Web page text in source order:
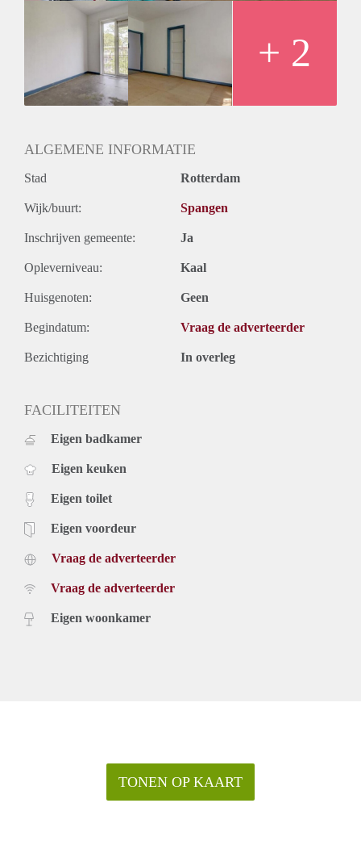
+ 2
ALGEMENE INFORMATIE
Stad Rotterdam
Wijk/buurt: Spangen
Inschrijven gemeente: Ja
Opleverniveau: Kaal
Huisgenoten: Geen
Begindatum: Vraag de adverteerder
Bezichtiging In overleg
FACILITEITEN
Eigen badkamer
Eigen keuken
Eigen toilet
Eigen voordeur
Vraag de adverteerder
Vraag de adverteerder
Eigen woonkamer
TONEN OP KAART